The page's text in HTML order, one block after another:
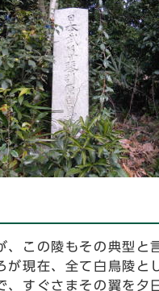
この陵もその典型
現在、全て白鳥陵と
すぐさまその翼を